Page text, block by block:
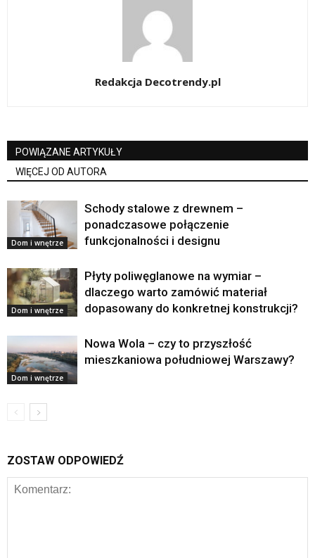
Redakcja Decotrendy.pl
POWIĄZANE ARTYKUŁY
WIĘCEJ OD AUTORA
Dom i wnętrze
Schody stalowe z drewnem –
ponadczasowe połączenie
funkcjonalności i designu
Dom i wnętrze
Płyty poliwęglanowe na wymiar –
dlaczego warto zamówić materiał
dopasowany do konkretnej konstrukcji?
Dom i wnętrze
Nowa Wola – czy to przyszłość
mieszkaniowa południowej Warszawy?
ZOSTAW ODPOWIEDŹ